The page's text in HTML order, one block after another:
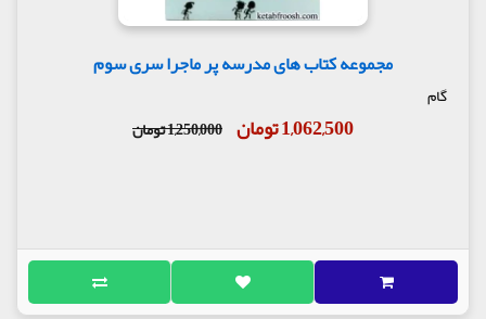
مجموعه کتاب های مدرسه پر ماجرا سری سوم
گام
1,062,500 تومان 1,250,000 تومان